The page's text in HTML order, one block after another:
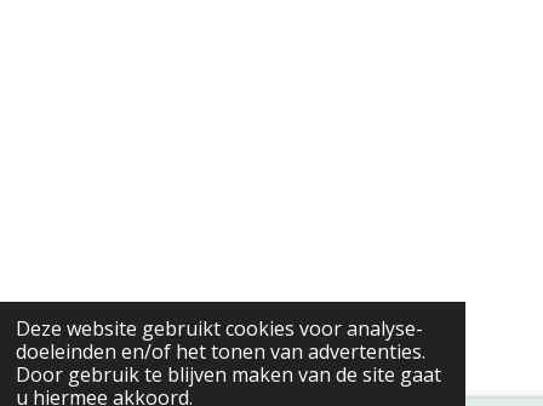
Deze website gebruikt cookies voor analyse-
doeleinden en/of het tonen van advertenties.
Door gebruik te blijven maken van de site gaat
u hiermee akkoord.